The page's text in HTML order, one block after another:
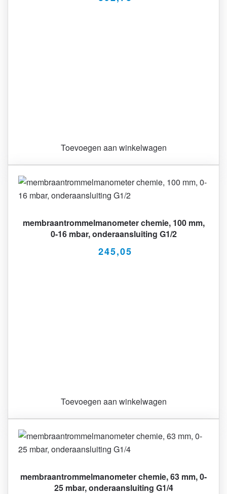
Toevoegen aan winkelwagen
membraantrommelmanometer chemie, 100 mm,
0-16 mbar, onderaansluiting G1/2
245,05
Toevoegen aan winkelwagen
membraantrommelmanometer chemie, 63 mm, 0-
25 mbar, onderaansluiting G1/4